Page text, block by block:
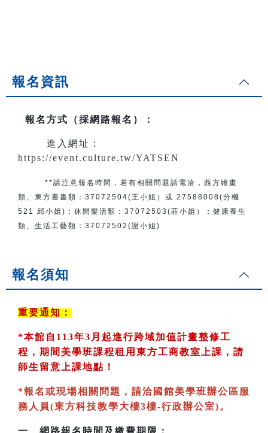
報名資訊
報名方式（採網路報名） ：
進入網址：
https://event.culture.tw/YATSEN
**請注意報名時間，若有相關問題 請電洽 ， 西方繪畫
類、東方書畫類： 37072504(王小姐）或 27588008(分機
521 邱小姐)； 休閒樂活類： 37072503(莊小姐）； 健康養生
類、生活工藝類： 37072502(謝小姐)
報名須知
重要通知：
*本館自113年3月起進行跨域加值計畫整修工
程，期間美學班課程租用東方工商教室
上課，請
師生留意上課地點！
*報名或現場相關問題，請洽國館美學班辦公區服
務人員(東方科技教學大樓3樓-行政辦公室)。